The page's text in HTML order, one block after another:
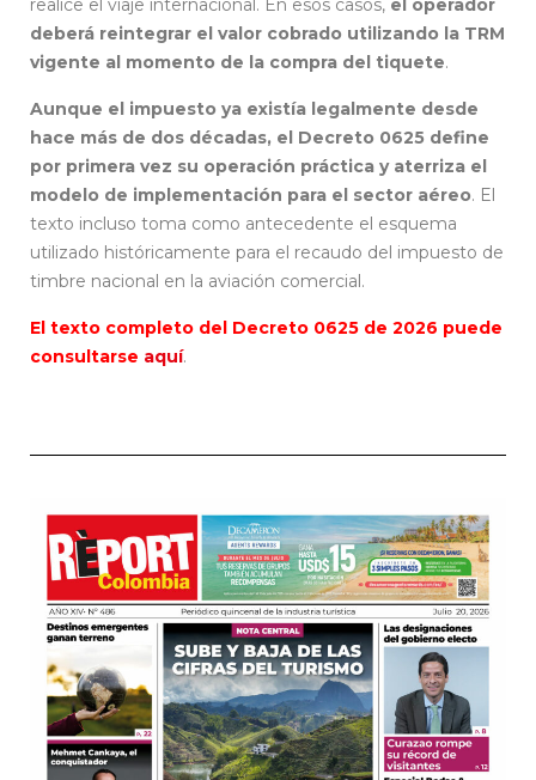
realice el viaje internacional. En esos casos, el operador
deberá reintegrar el valor cobrado utilizando la TRM
vigente al momento de la compra del tiquete.
Aunque el impuesto ya existía legalmente desde
hace más de dos décadas, el Decreto 0625 define
por primera vez su operación práctica y aterriza el
modelo de implementación para el sector aéreo. El
texto incluso toma como antecedente el esquema
utilizado históricamente para el recaudo del impuesto de
timbre nacional en la aviación comercial.
El texto completo del Decreto 0625 de 2026 puede
consultarse aquí.